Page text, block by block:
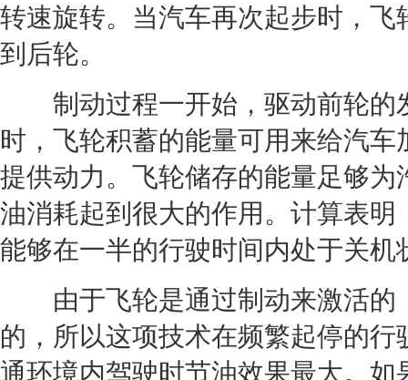
转速旋转。当汽车再次起步时，
到后轮。
制动过程一开始，驱动前轮的
时，飞轮积蓄的能量可用来给汽
提供动力。飞轮储存的能量足够
油消耗起到很大的作用。计算表
能够在一半的行驶时间内处于关机
由于飞轮是通过制动来激活的
的，所以这项技术在频繁起停的
通环境内驾驶时节油效果最大。如